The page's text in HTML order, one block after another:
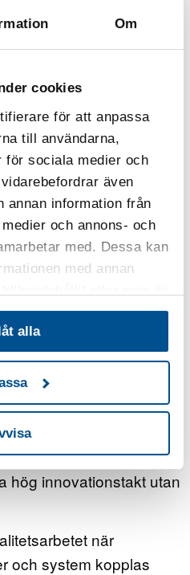
Om
cookies
för att anpassa
till användarna,
för sociala medier och
även
annan information från
och annons- och
med. Dessa kan
med annan
använt deras tjänster.
alla
med
industri. Arbetet gav
många områden förknippats
som delvis liknar
större komplexitet.
geopolitisk oro, klimathot
nu nya krav på företag och
systemlösningar som
komponenter under
– och vad har vi för
i internationell
hög innovationstakt utan
när
och system kopplas